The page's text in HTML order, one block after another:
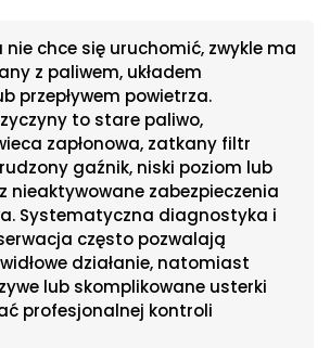
nie chce się uruchomić, zwykle ma
z paliwem, układem
przepływem powietrza.
to stare paliwo,
zapłonowa, zatkany filtr
gaźnik, niski poziom lub
nieaktywowane zabezpieczenia
Systematyczna diagnostyka i
często pozwalają
działanie, natomiast
lub skomplikowane usterki
profesjonalnej kontroli